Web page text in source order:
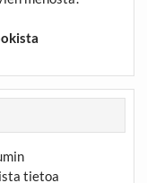
tietoa